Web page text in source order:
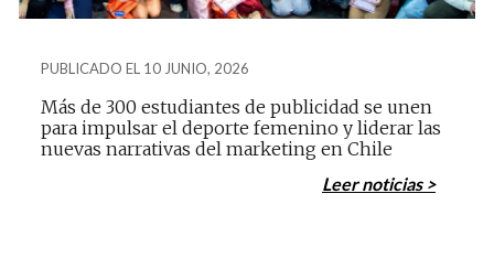
PUBLICADO EL 10 JUNIO, 2026
Más de 300 estudiantes de publicidad se unen
para impulsar el deporte femenino y liderar las
nuevas narrativas del marketing en Chile
Leer noticias >